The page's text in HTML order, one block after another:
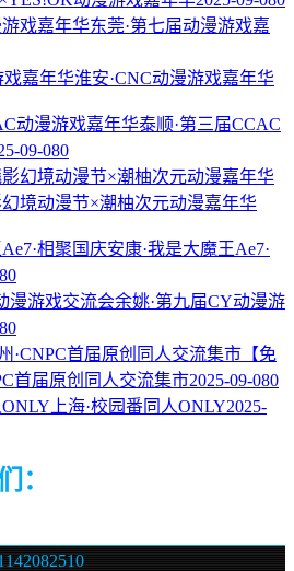
东莞·第七届动漫游戏嘉
淮安·CNC动漫游戏嘉年华
泰顺·第三届CCAC
09-080
幻境动漫节×潮柚次元动漫嘉年华
安康·我是大魔王Ae7·
0
余姚·第九届CY动漫游
0
【免
首届原创同人交流集市2025-09-080
上海·校园番同人ONLY2025-
：